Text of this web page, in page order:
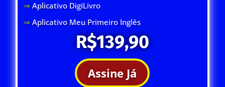
⇒Aplicativo DigiLivro
⇒Aplicativo Meu Primeiro Inglês
R$139,90
Assine Já